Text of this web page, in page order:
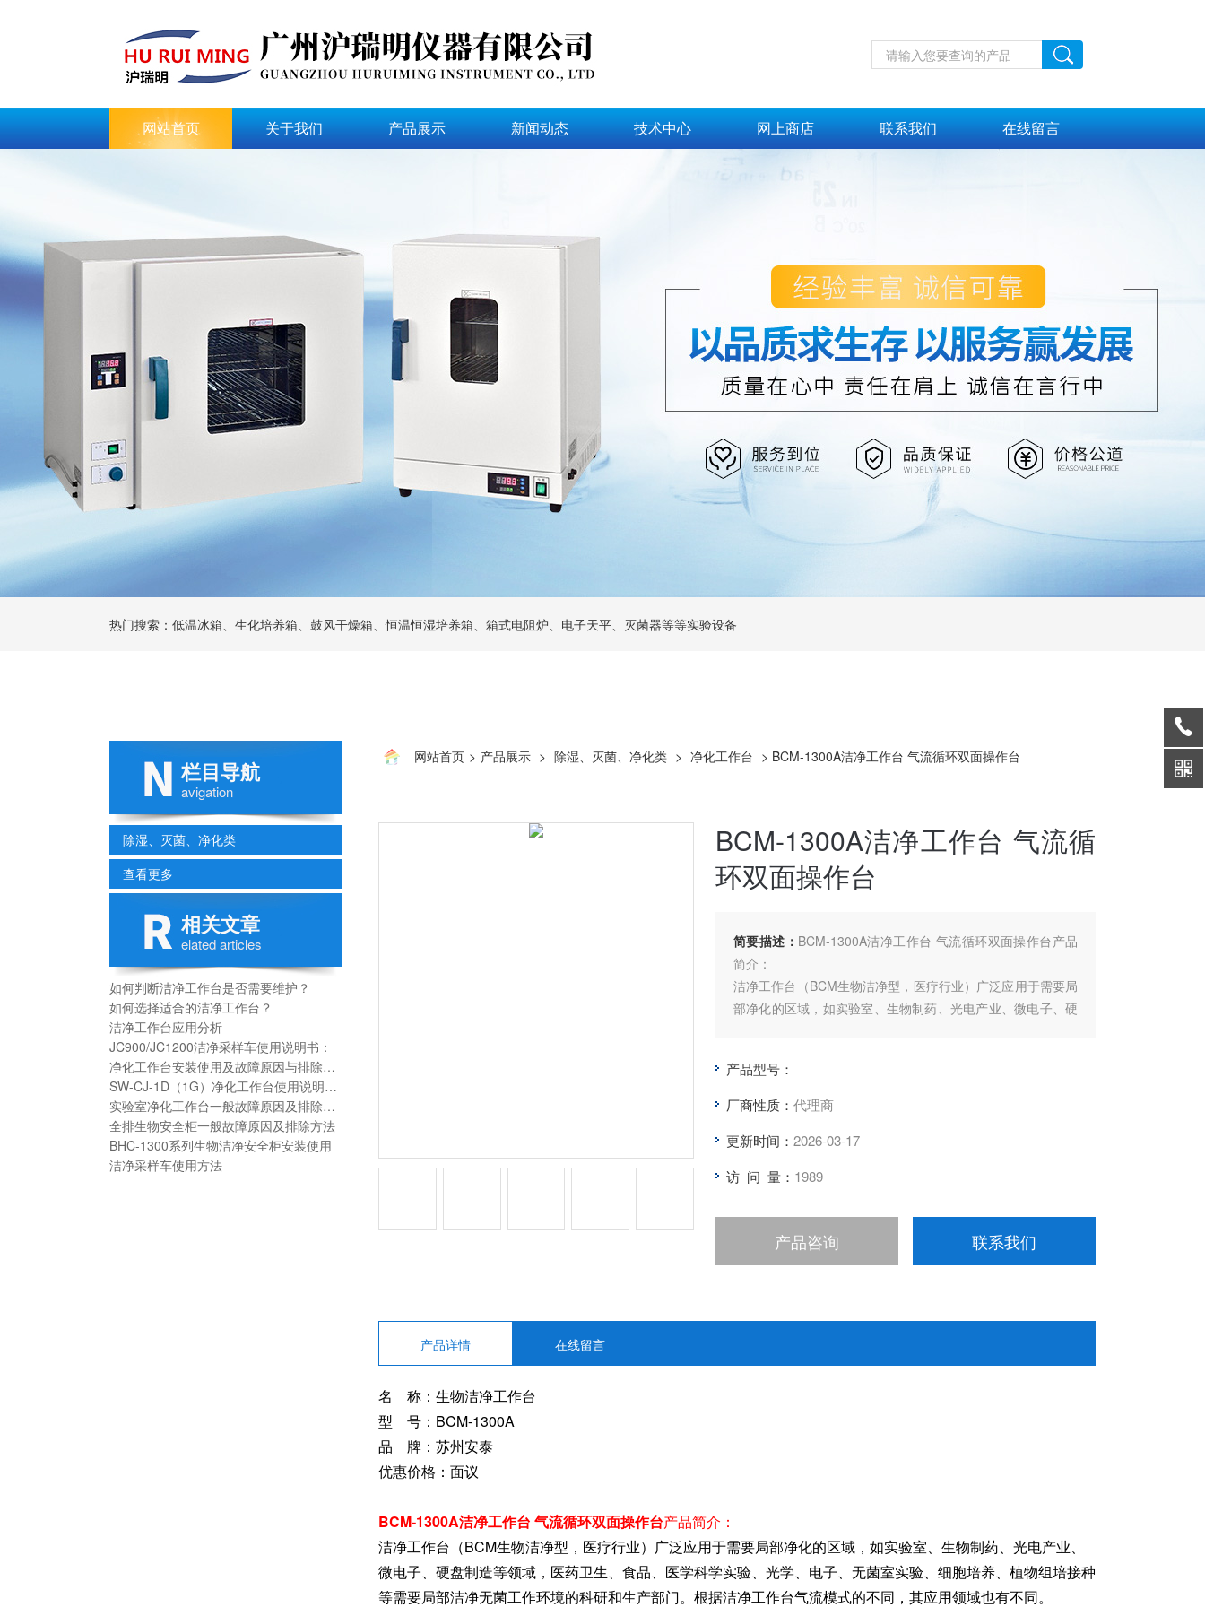
网站首页 关于我们 产品展示 新闻动态 技术中心 网上商店 联系我们 在线留言
热门搜索：低温冰箱、生化培养箱、鼓风干燥箱、恒温恒湿培养箱、箱式电阻炉、电子天平、灭菌器等等实验设备
栏目导航
avigation
除湿、灭菌、净化类
查看更多
相关文章
elated articles
如何判断洁净工作台是否需要维护？
如何选择适合的洁净工作台？
洁净工作台应用分析
JC900/JC1200洁净采样车使用说明书：
净化工作台安装使用及故障原因与排除方法
SW-CJ-1D（1G）净化工作台使用说明书：
实验室净化工作台一般故障原因及排除方法
全排生物安全柜一般故障原因及排除方法
BHC-1300系列生物洁净安全柜安装使用
洁净采样车使用方法
网站首页 > 产品展示 > 除湿、灭菌、净化类 > 净化工作台 > BCM-1300A洁净工作台 气流循环双面操作台
BCM-1300A洁净工作台 气流循
环双面操作台
简要描述： BCM-1300A洁净工作台 气流循环双面操作台产品
简介：
洁净工作台（BCM生物洁净型，医疗行业）广泛应用于需要局
部净化的区域，如实验室、生物制药、光电产业、微电子、硬
菌工作环境的科研和生产部门。根据洁净工作台气流模式的不
同，其应用领域也有不同。
产品型号：
厂商性质： 代理商
更新时间： 2026-03-17
访 问 量： 1989
产品咨询 联系我们
产品详情 在线留言
名 称：生物洁净工作台
型 号：BCM-1300A
品 牌：苏州安泰
优惠价格：面议
BCM-1300A洁净工作台 气流循环双面操作台产品简介：
洁净工作台（BCM生物洁净型，医疗行业）广泛应用于需要局部净化的区域，如实验室、生物制药、光电产业、
微电子、 硬盘制造等领域，医药卫生、 食品、医学科学实验、光学、电子、无菌室实验、 细胞培养、植物组培接种
等需要局部洁净无菌工作环境的科研和生产部门。根据洁净工作台气流模式的不同，其应用领域也有不同。